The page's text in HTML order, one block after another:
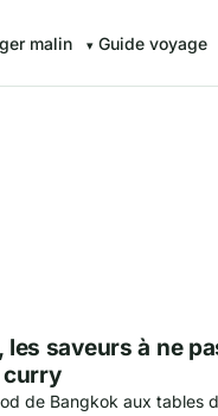
malin Guide voyage
les saveurs à ne
de Bangkok aux tables